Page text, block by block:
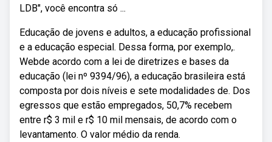
LDB", você encontra só ...
Educação de jovens e adultos, a educação profissional
e a educação especial. Dessa forma, por exemplo,.
Webde acordo com a lei de diretrizes e bases da
educação (lei nº 9394/96), a educação brasileira está
composta por dois níveis e sete modalidades de. Dos
egressos que estão empregados, 50,7% recebem
entre r$ 3 mil e r$ 10 mil mensais, de acordo com o
levantamento. O valor médio da renda.